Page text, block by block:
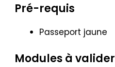
Pré-requis
Passeport jaune
Modules à valider